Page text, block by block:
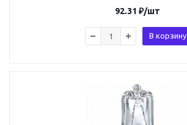
92.31 ₽/шт
В корзину